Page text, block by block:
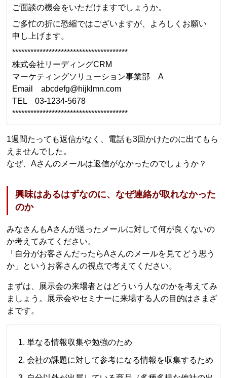
ご面談の機会をいただけますでしょうか。
ご多忙の折に恐縮ではございますが、よろしくお願い
申し上げます。
**************************************
株式会社リーディングCRM
マーケティングソリューション事業部 A
Email abcdefg@hijklmn.com
TEL 03-1234-5678
**************************************
1週間たっても返信がなく、電話も3回かけたのに出てもら
えませんでした。
なぜ、Aさんのメールは返信がなかったのでしょうか？
興味はあるはずなのに、なぜ連絡が取れなかった
のか
みなさんもAさんが送ったメールに対して何が良くないの
か考えてみてください。
「自分がお客さんだったらAさんのメールを見てどう思う
か」というお客さんの視点で考えてください。
まずは、展示会の来場者とはどういう人なのかを考えてみ
ましょう。展示会やセミナーに来場する人の目的はさまざ
まです。
単なる情報収集や勉強のため
会社の課題に対して参考になる情報を収集するため